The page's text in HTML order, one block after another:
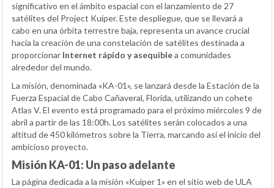
significativo en el ámbito espacial con el lanzamiento de 27
satélites del Project Kuiper. Este despliegue, que se llevará a
cabo en una órbita terrestre baja, representa un avance crucial
hacia la creación de una constelación de satélites destinada a
proporcionar Internet rápido y asequiblea comunidades
alrededor del mundo.
La misión, denominada «KA-01», se lanzará desde la Estación de la
Fuerza Espacial de Cabo Cañaveral, Florida, utilizando un cohete
Atlas V. El evento está programado para el próximo miércoles 9 de
abril a partir de las 18:00h. Los satélites serán colocados a una
altitud de 450 kilómetros sobre la Tierra, marcando así el inicio del
ambicioso proyecto.
Misión KA-01: Un paso adelante
La página dedicada a la misión «Kuiper 1» en el sitio web de ULA